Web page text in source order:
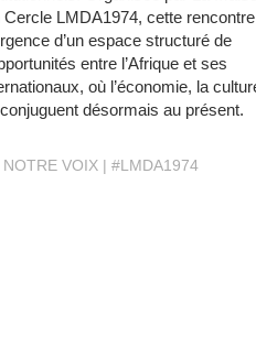
Cercle LMDA1974, cette
d’un espace structuré de
entre l’Afrique et ses
où l’économie, la
désormais au présent.
NOTRE VOIX #LMDA1974